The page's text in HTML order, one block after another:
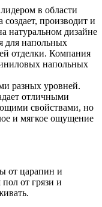
в области
производит и
натуральном дизайне
для напольных
отделки. Компания
напольных
разных уровней.
отличными
свойствами, но
и мягкое ощущение
от царапин и
от грязи и